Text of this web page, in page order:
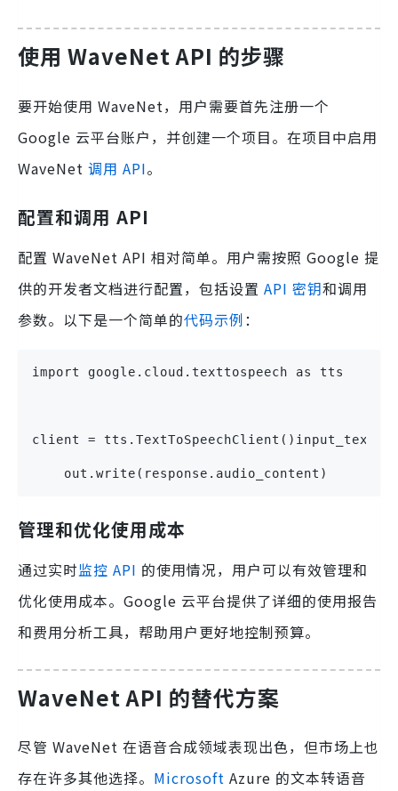
使用 WaveNet API 的步骤
要开始使用 WaveNet，用户需要首先注册一个
Google 云平台账户，并创建一个项目。在项目中启用
WaveNet 调用 API。
配置和调用 API
配置 WaveNet API 相对简单。用户需按照 Google 提
供的开发者文档进行配置，包括设置 API 密钥和调用
参数。以下是一个简单的代码示例：
import google.cloud.texttospeech as tts
client = tts.TextToSpeechClient()input_text =
    out.write(response.audio_content)
管理和优化使用成本
通过实时监控 API 的使用情况，用户可以有效管理和
优化使用成本。Google 云平台提供了详细的使用报告
和费用分析工具，帮助用户更好地控制预算。
WaveNet API 的替代方案
尽管 WaveNet 在语音合成领域表现出色，但市场上也
存在许多其他选择。 Microsoft Azure 的文本转语音